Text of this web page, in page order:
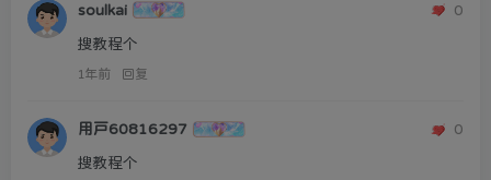
soulkai 0
搜教程个
1年前 回复
用户60816297 0
搜教程个